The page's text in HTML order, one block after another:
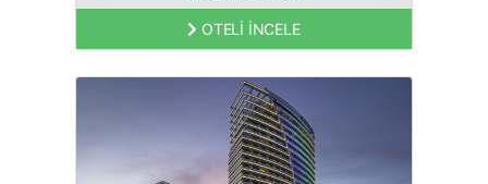
OTELİ İNCELE